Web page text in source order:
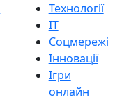
Технології
IT
Соцмережі
Інновації
Ігри
онлайн